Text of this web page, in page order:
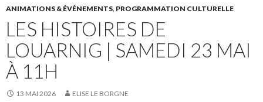
ANIMATIONS & ÉVÉNEMENTS, PROGRAMMATION CULTURELLE
LES HISTOIRES DE
LOUARNIG | SAMEDI 23 MAI
À 11H
13 MAI 2026 ELISE LE BORGNE